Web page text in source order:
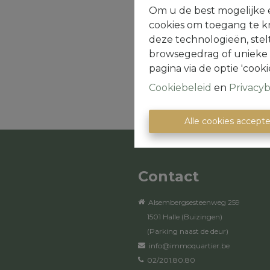
Om u de best mogelijke
cookies om toegang te
deze technologieën,
browsegedrag of
pagina via de optie
Cookiebeleid en
Alle cookies
PageMaker including
Contact
Alsembergsesteenweg 259
1501 Halle (Buizingen)
(Parking naast de deur)
info@immoquartier.be
02/201.80.80